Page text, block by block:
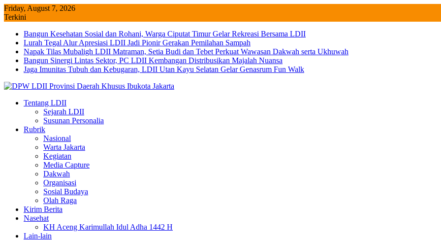
Skip
to
Friday, August 7, 2026
Terkini
Bangun Kesehatan Sosial dan Rohani, Warga Ciputat Timur Gelar Rekreasi Bersama LDII
Lurah Tegal Alur Apresiasi LDII Jadi Pionir Gerakan Pemilahan Sampah
Napak Tilas Mubaligh LDII Matraman, Setia Budi dan Tebet Perkuat Wawasan Dakwah serta Ukhuwah
Bangun Sinergi Lintas Sektor, PC LDII Kembangan Distribusikan Majalah Nuansa
Jaga Imunitas Tubuh dan Kebugaran, LDII Utan Kayu Selatan Gelar Genasrum Fun Walk
Tentang LDII
Sejarah LDII
Susunan Personalia
Rubrik
Nasional
Warta Jakarta
Kegiatan
Media Capture
Dakwah
Organisasi
Sosial Budaya
Olah Raga
Kirim Berita
Nasehat
KH Aceng Karimullah Idul Adha 1442 H
Lain-lain